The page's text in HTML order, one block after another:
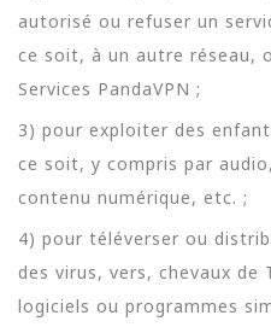
autorisé ou refuser un
ce soit, à un autre réseau,
Services PandaVPN ;
3) pour exploiter des
ce soit, y compris par
contenu numérique, etc. ;
4) pour téléverser ou
des virus, vers, chevaux
logiciels ou programmes